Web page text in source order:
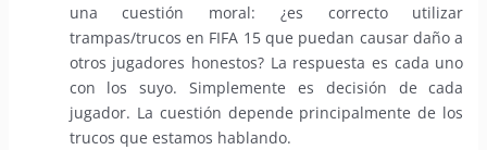
una cuestión moral: ¿es correcto utilizar
trampas/trucos en FIFA 15 que puedan causar daño a
otros jugadores honestos? La respuesta es cada uno
con los suyo. Simplemente es decisión de cada
jugador. La cuestión depende principalmente de los
trucos que estamos hablando.